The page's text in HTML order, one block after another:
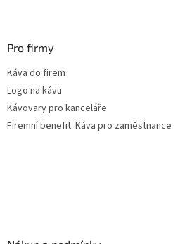
Pro firmy
Káva do firem
Logo na kávu
Kávovary pro kanceláře
Firemní benefit: Káva pro zaměstnance